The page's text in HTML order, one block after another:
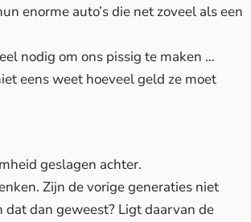
enorme auto’s die net zoveel als een
nodig om ons pissig te maken …
eens weet hoeveel geld ze moet
geslagen achter.
Zijn de vorige generaties niet
dan geweest? Ligt daarvan de